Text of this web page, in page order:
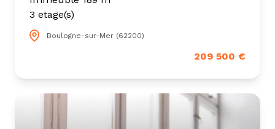
3 etage(s)
Boulogne-sur-Mer (62200)
209 500 €